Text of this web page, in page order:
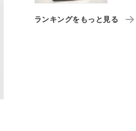
ランキングをもっと見る